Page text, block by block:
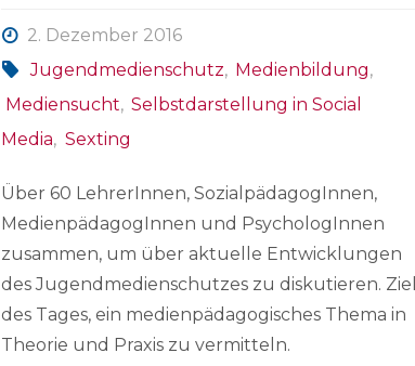
2. Dezember 2016
Jugendmedienschutz, Medienbildung,
Mediensucht, Selbstdarstellung in Social
Media, Sexting
Über 60 LehrerInnen, SozialpädagogInnen,
MedienpädagogInnen und PsychologInnen
zusammen, um über aktuelle Entwicklungen
des Jugendmedienschutzes zu diskutieren. Ziel
des Tages, ein medienpädagogisches Thema in
Theorie und Praxis zu vermitteln.